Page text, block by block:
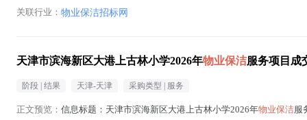
关联行业： 物业保洁招标网
天津市滨海新区大港上古林小学2026年物业保洁服务项目成
阶段 | 结果 天津-天津 采购类型 | 服务
正文预览： 信息标题：天津市滨海新区大港上古林小学2026年物业保洁服